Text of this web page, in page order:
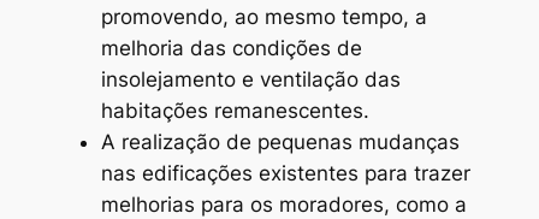
promovendo, ao mesmo tempo, a
melhoria das condições de
insolejamento e ventilação das
habitações remanescentes.
A realização de pequenas mudanças
nas edificações existentes para trazer
melhorias para os moradores, como a